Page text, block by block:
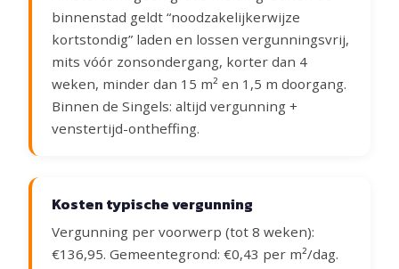
binnenstad geldt “noodzakelijkerwijze
kortstondig” laden en lossen vergunningsvrij,
mits vóór zonsondergang, korter dan 4
weken, minder dan 15 m² en 1,5 m doorgang.
Binnen de Singels: altijd vergunning +
venstertijd-ontheffing.
Kosten typische vergunning
Vergunning per voorwerp (tot 8 weken):
€136,95. Gemeentegrond: €0,43 per m²/dag.